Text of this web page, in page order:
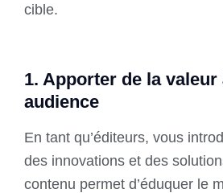
cible.
1. Apporter de la valeur
audience
En tant qu’éditeurs, vous
des innovations et des
contenu permet d’éduquer le